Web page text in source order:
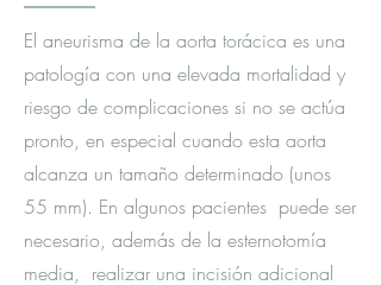
El aneurisma de la aorta torácica es una
patología con una elevada mortalidad y
riesgo de complicaciones si no se actúa
pronto, en especial cuando esta aorta
alcanza un tamaño determinado (unos
55 mm). En algunos pacientes puede ser
necesario, además de la esternotomía
media, realizar una incisión adicional